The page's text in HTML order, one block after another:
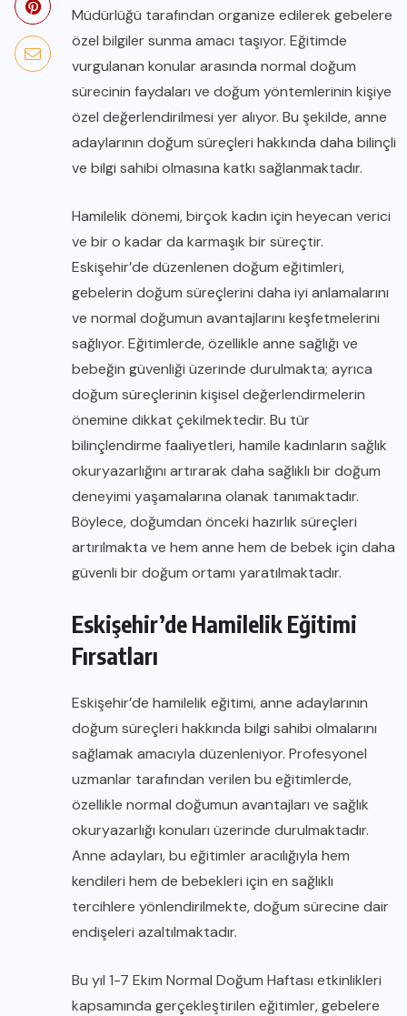
Müdürlüğü tarafından organize edilerek gebelere
özel bilgiler sunma amacı taşıyor. Eğitimde
vurgulanan konular arasında normal doğum
sürecinin faydaları ve doğum yöntemlerinin kişiye
özel değerlendirilmesi yer alıyor. Bu şekilde, anne
adaylarının doğum süreçleri hakkında daha bilinçli
ve bilgi sahibi olmasına katkı sağlanmaktadır.
Hamilelik dönemi, birçok kadın için heyecan verici
ve bir o kadar da karmaşık bir süreçtir.
Eskişehir’de düzenlenen doğum eğitimleri,
gebelerin doğum süreçlerini daha iyi anlamalarını
ve normal doğumun avantajlarını keşfetmelerini
sağlıyor. Eğitimlerde, özellikle anne sağlığı ve
bebeğin güvenliği üzerinde durulmakta; ayrıca
doğum süreçlerinin kişisel değerlendirmelerin
önemine dikkat çekilmektedir. Bu tür
bilinçlendirme faaliyetleri, hamile kadınların sağlık
okuryazarlığını artırarak daha sağlıklı bir doğum
deneyimi yaşamalarına olanak tanımaktadır.
Böylece, doğumdan önceki hazırlık süreçleri
artırılmakta ve hem anne hem de bebek için daha
güvenli bir doğum ortamı yaratılmaktadır.
Eskişehir’de Hamilelik Eğitimi
Fırsatları
Eskişehir’de hamilelik eğitimi, anne adaylarının
doğum süreçleri hakkında bilgi sahibi olmalarını
sağlamak amacıyla düzenleniyor. Profesyonel
uzmanlar tarafından verilen bu eğitimlerde,
özellikle normal doğumun avantajları ve sağlık
okuryazarlığı konuları üzerinde durulmaktadır.
Anne adayları, bu eğitimler aracılığıyla hem
kendileri hem de bebekleri için en sağlıklı
tercihlere yönlendirilmekte, doğum sürecine dair
endişeleri azaltılmaktadır.
Bu yıl 1-7 Ekim Normal Doğum Haftası etkinlikleri
kapsamında gerçekleştirilen eğitimler, gebelere